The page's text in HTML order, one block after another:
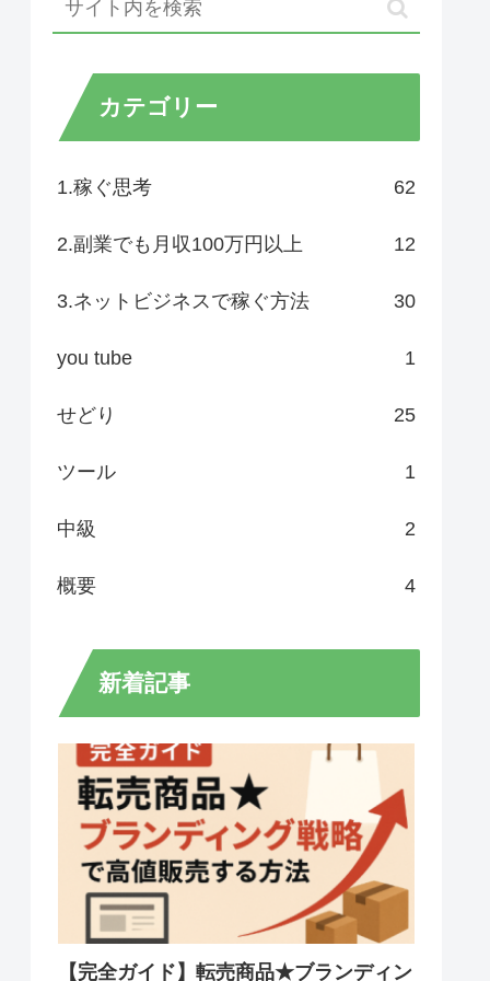
カテゴリー
1.稼ぐ思考 62
2.副業でも月収100万円以上 12
3.ネットビジネスで稼ぐ方法 30
you tube 1
せどり 25
ツール 1
中級 2
概要 4
新着記事
【完全ガイド】転売商品★ブランディン